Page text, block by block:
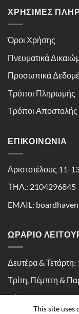
ΧΡΉΣΙΜΕΣ
Όροι Χρήσης
Πνευματικά
Προσωπικά
Τρόποι Πληρωμής
Τρόποι Αποστολής
ΕΠΙΚΟΙΝΩΝΊΑ
Αριστοτέλους 11-
ΤΗΛ.: 2104296845
EMAIL:
ΩΡΑΡΙΟ
Δευτέρα &
Τρίτη, Πέμπτη &
Σάββατο: 10:00-
This site